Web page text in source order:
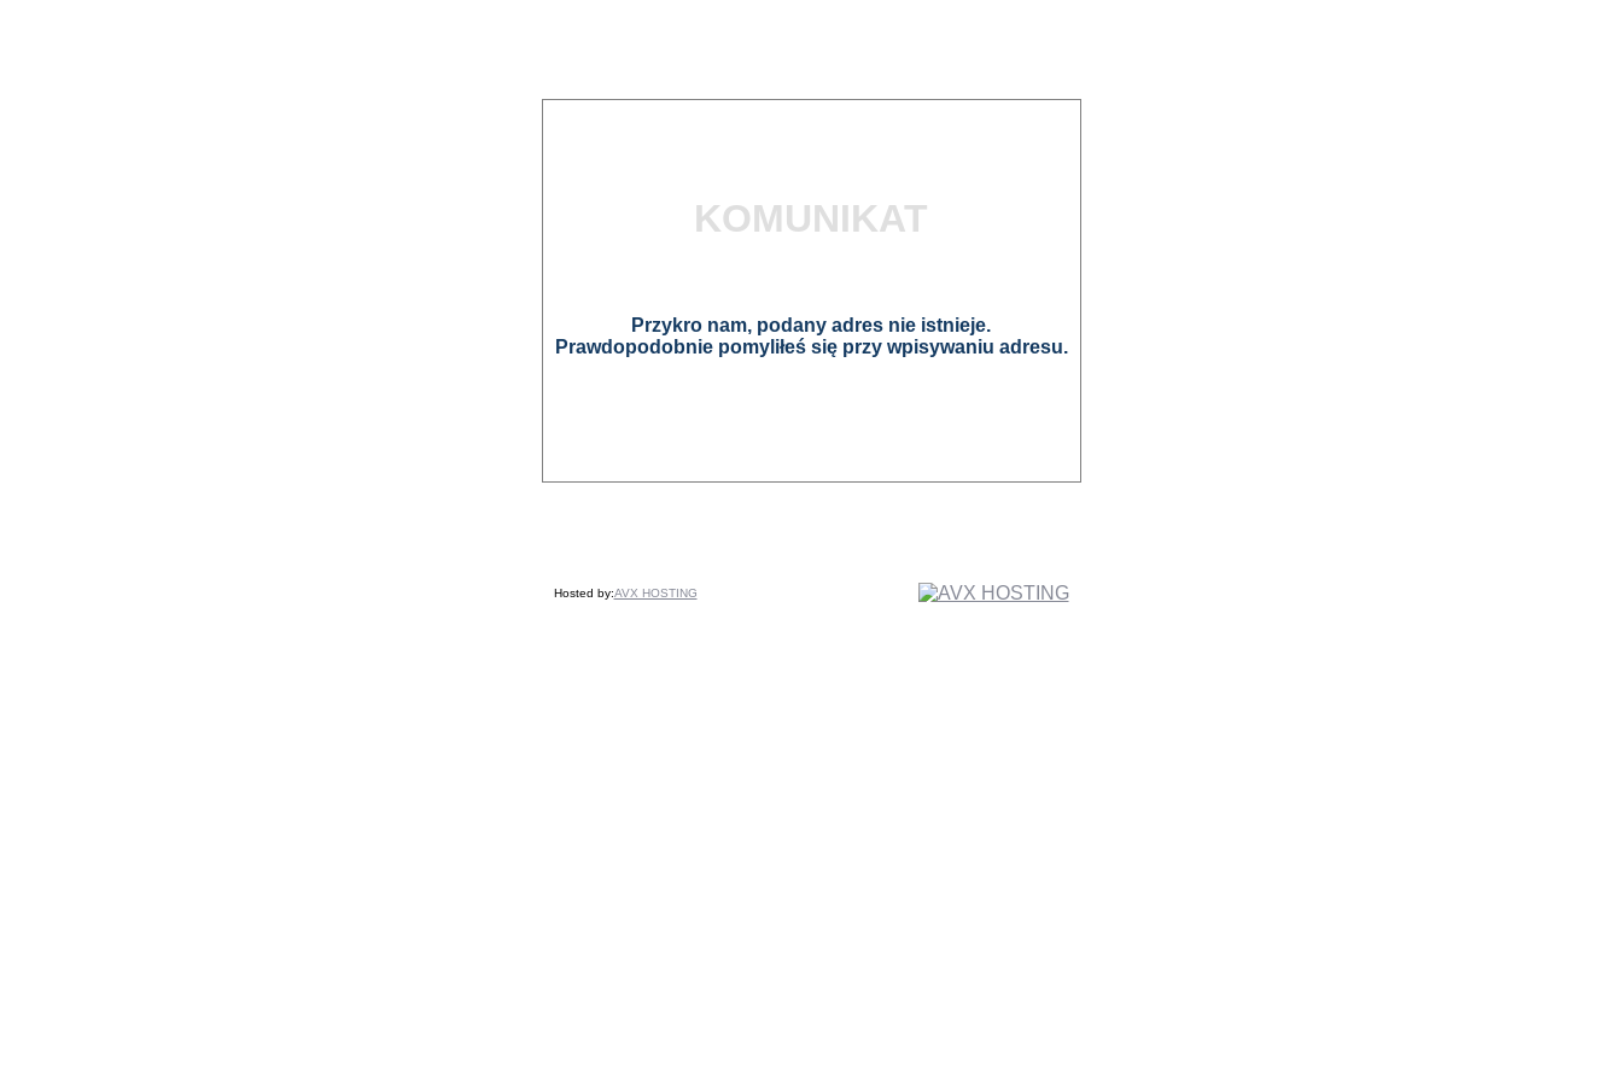
KOMUNIKAT
Przykro nam, podany adres nie istnieje.
Prawdopodobnie pomyliłeś się przy wpisywaniu adresu.
Hosted by:AVX HOSTING